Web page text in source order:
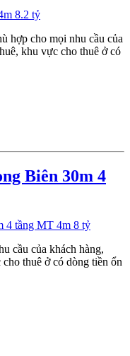
hợp cho mọi nhu cầu của
khu vực cho thuê ở có
Biên 30m 4
cầu của khách hàng,
thuê ở có dòng tiền ổn